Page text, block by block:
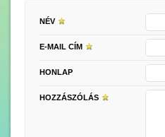
NÉV
E-MAIL CÍM
HONLAP
HOZZÁSZÓLÁS